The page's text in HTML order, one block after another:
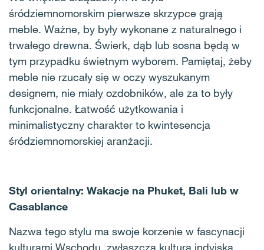
śródziemnomorskim pierwsze skrzypce grają
meble. Ważne, by były wykonane z naturalnego i
trwałego drewna. Świerk, dąb lub sosna będą w
tym przypadku świetnym wyborem. Pamiętaj, żeby
meble nie rzucały się w oczy wyszukanym
designem, nie miały ozdobników, ale za to były
funkcjonalne. Łatwość użytkowania i
minimalistyczny charakter to kwintesencja
śródziemnomorskiej aranżacji.
Styl orientalny: Wakacje na Phuket, Bali lub w
Casablance
Nazwa tego stylu ma swoje korzenie w fascynacji
kulturami Wschodu, zwłaszcza kulturą indyjską,